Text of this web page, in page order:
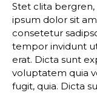
Stet clita
ipsum dolor sit
consetetur
tempor invidunt
erat. Dicta sunt
voluptatem quia
fugit, quia. Dicta